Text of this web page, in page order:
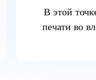
В этой
печати во